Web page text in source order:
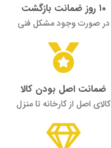
۱۰ روز ضمانت بازگشت
در صورت وجود مشکل فنی
ضمانت اصل بودن کالا
کالای اصل از کارخانه تا منزل